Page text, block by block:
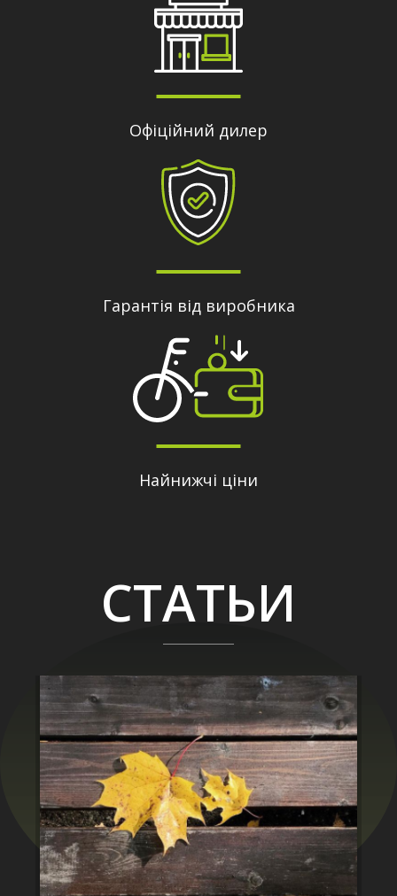
Офіційний дилер
Гарантія від виробника
Найнижчі ціни
СТАТЬИ